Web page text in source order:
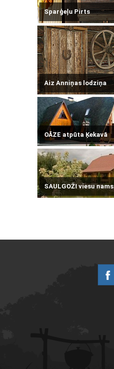
Sparģeļu Pirts
Aiz Anniņas lodziņa
OĀZE atpūta Ķekavā
SAULGOŽI viesu nams